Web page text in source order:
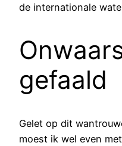
de internationale
gefaald
Gelet op dit
moest ik wel even